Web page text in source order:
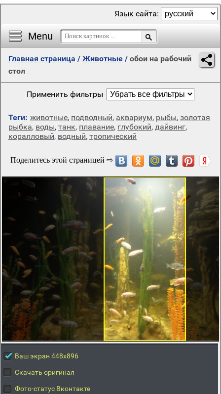
Menu
Язык сайта:
Главная страница / Животные / обои на рабочий
стол
Применить фильтры
Теги: животные, подводный, аквариум, рыбы, золотая
рыбка, воды, танк, плавание, глубокий, дайвинг,
коралловый, водный, тропический
Ваш экран 448x896
Скачать оригинал
Фото-статус Вконтакте